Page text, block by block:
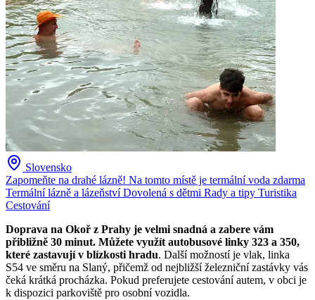
Slovensko
Zapomeňte na drahé lázně! Na tomto místě je termální voda zdarma
Termální lázně a lázeňství Dovolená s dětmi Rady a tipy Turistika
Cestování
Doprava na Okoř z Prahy je velmi snadná a zabere vám
přibližně 30 minut. Můžete využít autobusové linky 323 a 350,
které zastavují v blízkosti hradu. Další možností je vlak, linka
S54 ve směru na Slaný, přičemž od nejbližší železniční zastávky vás
čeká krátká procházka. Pokud preferujete cestování autem, v obci je
k dispozici parkoviště pro osobní vozidla.